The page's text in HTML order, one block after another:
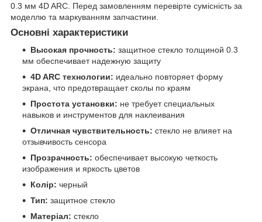
0.3 мм 4D ARC. Перед замовленням перевірте сумісність за
моделлю та маркуванням запчастини.
Основні характеристики
Высокая прочность: защитное стекло толщиной 0.3
мм обеспечивает надежную защиту
4D ARC технологии: идеально повторяет форму
экрана, что предотвращает сколы по краям
Простота установки: не требует специальных
навыков и инструментов для наклеивания
Отличная чувствительность: стекло не влияет на
отзывчивость сенсора
Прозрачность: обеспечивает высокую четкость
изображения и яркость цветов
Колір: черный
Тип: защитное стекло
Матеріал: стекло